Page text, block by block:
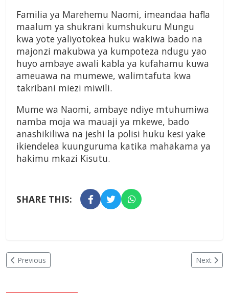
Familia ya Marehemu Naomi, imeandaa hafla
maalum ya shukrani kumshukuru Mungu
kwa yote yaliyotokea huku wakiwa bado na
majonzi makubwa ya kumpoteza ndugu yao
huyo ambaye awali kabla ya kufahamu kuwa
ameuawa na mumewe, walimtafuta kwa
takribani miezi miwili.
Mume wa Naomi, ambaye ndiye mtuhumiwa
namba moja wa mauaji ya mkewe, bado
anashikiliwa na jeshi la polisi huku kesi yake
ikiendelea kuunguruma katika mahakama ya
hakimu mkazi Kisutu.
SHARE THIS:
Previous Next